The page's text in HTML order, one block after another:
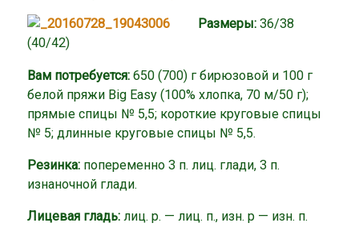
Размеры: 36/38
(40/42)
Вам потребуется:650 (700) г бирюзовой и 100 г
белой пряжи Big Easy (100% хлопка, 70 м/50 г);
прямые спицы № 5,5; короткие круговые спицы
№ 5; длинные круговые спицы № 5,5.
Резинка: попеременно 3 п. лиц. глади, 3 п.
изнаночной глади.
Лицевая гладь: лиц. р. — лиц. п., изн. р — изн. п.